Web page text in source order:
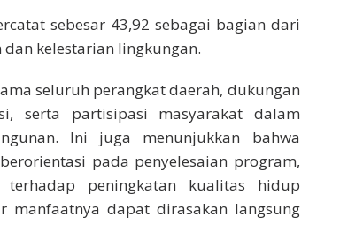
sebesar 43,92 sebagai bagian dari
kelestarian lingkungan.
seluruh perangkat daerah, dukungan
serta partisipasi masyarakat dalam
Ini juga menunjukkan bahwa
pada penyelesaian program,
peningkatan kualitas hidup
manfaatnya dapat dirasakan langsung